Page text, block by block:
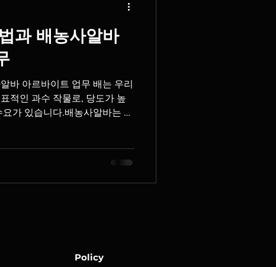
과 배농사알바
바 아르바이트 업무 배는 우리
적인 과수 작물로, 당도가 높
가 있습니다.배농사알바는 특
2. 묘목 심기 주로 봄이나 가을
를 통해 햇빛이 나무 내부까지
Policy